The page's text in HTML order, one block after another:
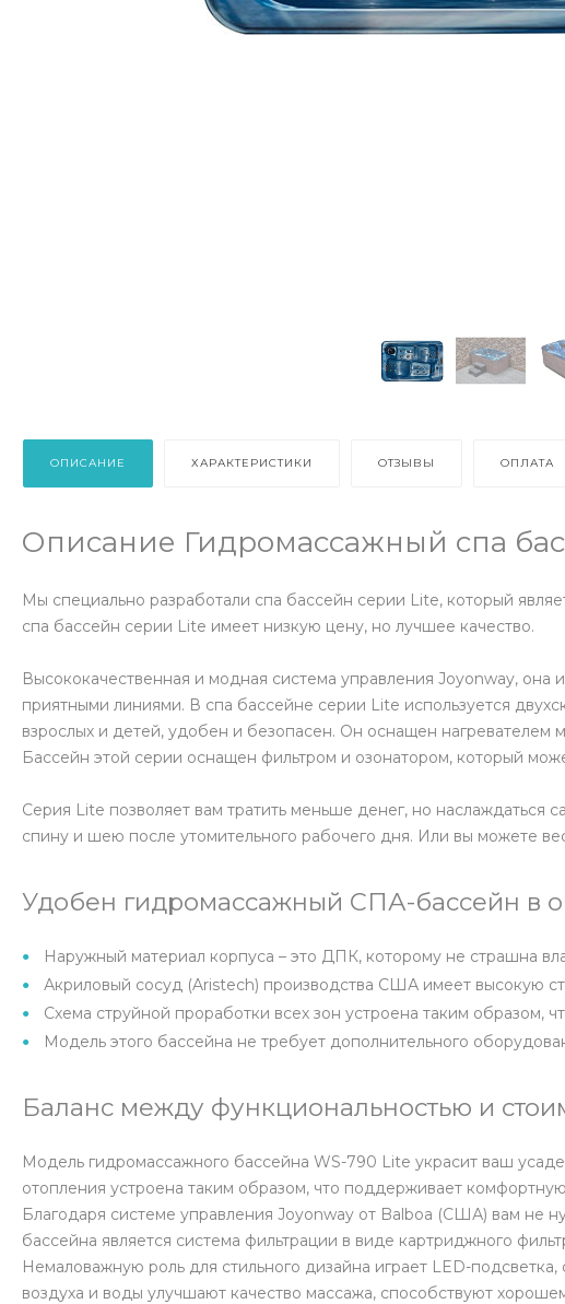
ОПИСАНИЕ ХАРАКТЕРИСТИКИ ОТЗЫВЫ ОПЛАТА
Описание Гидромассажный спа
Мы специально разработали спа бассейн серии Lite, который
спа бассейн серии Lite имеет низкую цену, но лучшее качество.
Высококачественная и модная система управления Joyonway,
приятными линиями. В спа бассейне серии Lite используется
взрослых и детей, удобен и безопасен. Он оснащен
Бассейн этой серии оснащен фильтром и озонатором, который
Серия Lite позволяет вам тратить меньше денег, но
спину и шею после утомительного рабочего дня. Или вы можете
Удобен гидромассажный СПА-бассейн в
Наружный материал корпуса – это ДПК, которому не страшна
Акриловый сосуд (Aristech) производства США имеет высокую
Схема струйной проработки всех зон устроена таким образом,
Модель этого бассейна не требует дополнительного
Баланс между функциональностью и
Модель гидромассажного бассейна WS-790 Lite украсит ваш
отопления устроена таким образом, что поддерживает
Благодаря системе управления Joyonway от Balboa (США) вам не
бассейна является система фильтрации в виде картриджного
Немаловажную роль для стильного дизайна играет LED-
воздуха и воды улучшают качество массажа, способствуют